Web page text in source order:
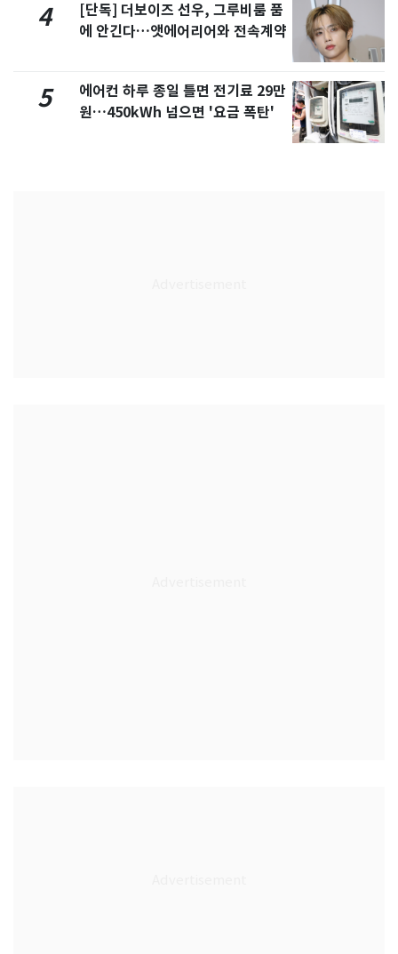
4
[단독] 더보이즈 선우, 그루비룸 품
에 안긴다…앳에어리어와 전속계약
5
에어컨 하루 종일 틀면 전기료 29만
원…450kWh 넘으면 '요금 폭탄'